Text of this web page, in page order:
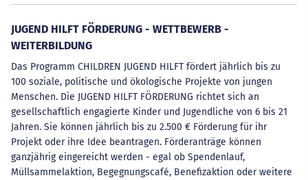
JUGEND HILFT FÖRDERUNG - WETTBEWERB -
WEITERBILDUNG
Das Programm CHILDREN JUGEND HILFT fördert jährlich bis zu
100 soziale, politische und ökologische Projekte von jungen
Menschen. Die JUGEND HILFT FÖRDERUNG richtet sich an
gesellschaftlich engagierte Kinder und Jugendliche von 6 bis 21
Jahren. Sie können jährlich bis zu 2.500 € Förderung für ihr
Projekt oder ihre Idee beantragen. Förderanträge können
ganzjährig eingereicht werden - egal ob Spendenlauf,
Müllsammelaktion, Begegnungscafé, Benefizaktion oder weitere